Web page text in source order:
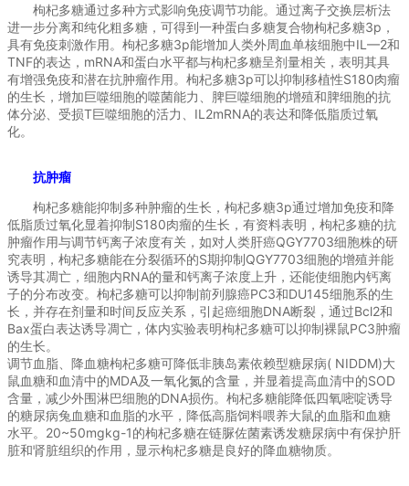
枸杞多糖通过多种方式影响免疫调节功能。通过离子交换层析法
进一步分离和纯化粗多糖，可得到一种蛋白多糖复合物枸杞多糖3p，
具有免疫刺激作用。枸杞多糖3p能增加人类外周血单核细胞中IL—2和
TNF的表达，mRNA和蛋白水平都与枸杞多糖呈剂量相关，表明其具
有增强免疫和潜在抗肿瘤作用。枸杞多糖3p可以抑制移植性S180肉瘤
的生长，增加巨噬细胞的噬菌能力、脾巨噬细胞的增殖和脾细胞的抗
体分泌、受损T巨噬细胞的活力、IL2mRNA的表达和降低脂质过氧
化。
抗肿瘤
枸杞多糖能抑制多种肿瘤的生长，枸杞多糖3p通过增加免疫和降
低脂质过氧化显着抑制S180肉瘤的生长，有资料表明，枸杞多糖的抗
肿瘤作用与调节钙离子浓度有关，如对人类肝癌QGY7703细胞株的研
究表明，枸杞多糖能在分裂循环的S期抑制QGY7703细胞的增殖并能
诱导其凋亡，细胞内RNA的量和钙离子浓度上升，还能使细胞内钙离
子的分布改变。枸杞多糖可以抑制前列腺癌PC3和DU145细胞系的生
长，并存在剂量和时间反应关系，引起癌细胞DNA断裂，通过Bcl2和
Bax蛋白表达诱导凋亡，体内实验表明枸杞多糖可以抑制裸鼠PC3肿瘤
的生长。
调节血脂、降血糖枸杞多糖可降低非胰岛素依赖型糖尿病( NIDDM)大
鼠血糖和血清中的MDA及一氧化氮的含量，并显着提高血清中的SOD
含量，减少外围淋巴细胞的DNA损伤。枸杞多糖能降低四氧嘧啶诱导
的糖尿病兔血糖和血脂的水平，降低高脂饲料喂养大鼠的血脂和血糖
水平。20~50mgkg-1的枸杞多糖在链脲佐菌素诱发糖尿病中有保护肝
脏和肾脏组织的作用，显示枸杞多糖是良好的降血糖物质。